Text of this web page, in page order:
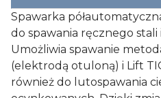
Spawarka
do spawania ręcznego
Umożliwia spawanie
(elektrodą otuloną) i Lift
również do lutospawania